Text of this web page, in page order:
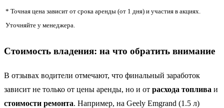
* Точная цена зависит от срока аренды (от 1 дня) и участия в акциях.
Уточняйте у менеджера.
Стоимость владения: на что обратить внимание
В отзывах водители отмечают, что финальный заработок
зависит не только от цены аренды, но и от расхода топлива и
стоимости ремонта. Например, на Geely Emgrand (1.5 л)